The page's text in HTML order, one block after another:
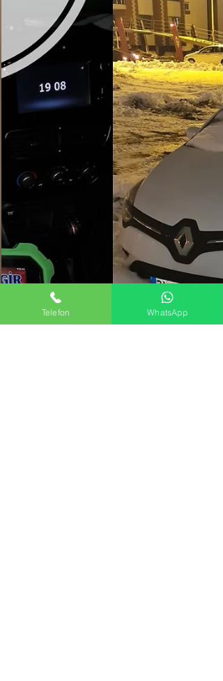
Çilingir Erzurum Çilingir Cilingir Erzurum
Cilingir Oto Anahtar Erzurum Oto Anahtar
Volkswagen Anahtar Volkswagen Jetta
Anahtar
Telefon WhatsApp